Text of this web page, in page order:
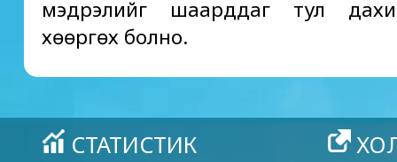
мэдрэлийг шаарддаг тул
хөөргөх болно.